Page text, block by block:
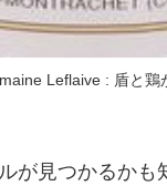
Leflaive : 盾と鶏
が見つかるか